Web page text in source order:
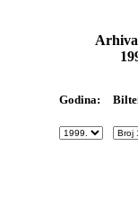
Godina: